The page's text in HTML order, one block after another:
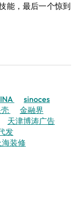
能，最后一个惊到
sinoces
金融界
天津博涛广告
发
海装修